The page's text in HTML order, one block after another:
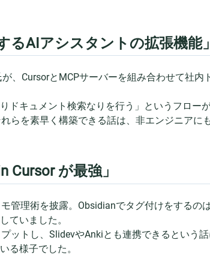
るAIアシスタントの拡張機能」
、CursorとMCPサーバーを組み合わせて社内
ドキュメント検索なりを行う」というフロー
らを素早く構築できる話は、非エンジニアに
が最強」
管理術を披露。Obsidianでタグ付けをするの
ていました。
ットし、SlidevやAnkiとも連携できるという
る様子でした。